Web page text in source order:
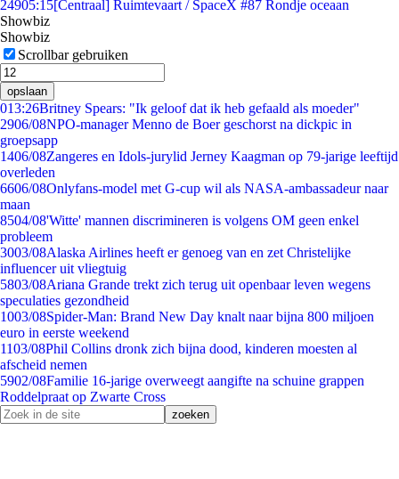
24905:15[Centraal] Ruimtevaart / SpaceX #87 Rondje oceaan
Showbiz
Showbiz
Scrollbar gebruiken
opslaan
013:26Britney Spears: "Ik geloof dat ik heb gefaald als moeder"
2906/08NPO-manager Menno de Boer geschorst na dickpic in
groepsapp
1406/08Zangeres en Idols-jurylid Jerney Kaagman op 79-jarige leeftijd
overleden
6606/08Onlyfans-model met G-cup wil als NASA-ambassadeur naar
maan
8504/08'Witte' mannen discrimineren is volgens OM geen enkel
probleem
3003/08Alaska Airlines heeft er genoeg van en zet Christelijke
influencer uit vliegtuig
5803/08Ariana Grande trekt zich terug uit openbaar leven wegens
speculaties gezondheid
1003/08Spider-Man: Brand New Day knalt naar bijna 800 miljoen
euro in eerste weekend
1103/08Phil Collins dronk zich bijna dood, kinderen moesten al
afscheid nemen
5902/08Familie 16-jarige overweegt aangifte na schuine grappen
Roddelpraat op Zwarte Cross